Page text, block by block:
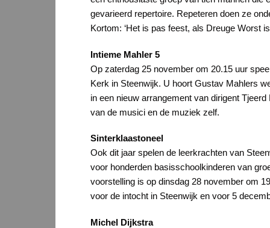
gevarieerd repertoire. Repeteren doen ze
Kortom: ‘Het is pas feest, als Dreuge Worst
Intieme Mahler 5
Op zaterdag 25 november om 20.15 uur
Kerk in Steenwijk. U hoort Gustav Mahlers
in een nieuw arrangement van dirigent
van de musici en de muziek zelf.
Sinterklaastoneel
Ook dit jaar spelen de leerkrachten van
voor honderden basisschoolkinderen van
voorstelling is op dinsdag 28 november om
voor de intocht in Steenwijk en voor 5
Michel Dijkstra